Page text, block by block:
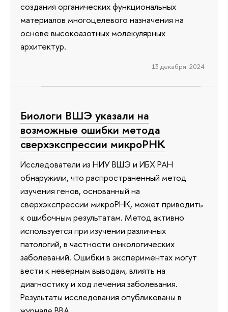
создания органических функциональных
материалов многоцелевого назначения на
основе высокоазотных молекулярных
архитектур.
13 декабря 2024
Биологи ВШЭ указали на
возможные ошибки метода
сверхэкспрессии микроРНК
Исследователи из НИУ ВШЭ и ИБХ РАН
обнаружили, что распространенный метод
изучения генов, основанный на
сверхэкспрессии микроРНК, может приводить
к ошибочным результатам. Метод активно
используется при изучении различных
патологий, в частности онкологических
заболеваний. Ошибки в экспериментах могут
вести к неверным выводам, влиять на
диагностику и ход лечения заболевания.
Результаты исследования опубликованы в